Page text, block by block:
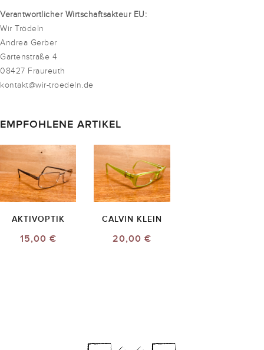
Verantwortlicher Wirtschaftsakteur EU:
Wir Trödeln
Andrea Gerber
Gartenstraße 4
08427 Fraureuth
kontakt@wir-troedeln.de
EMPFOHLENE ARTIKEL
AKTIVOPTIK
15,00 €
CALVIN KLEIN
20,00 €